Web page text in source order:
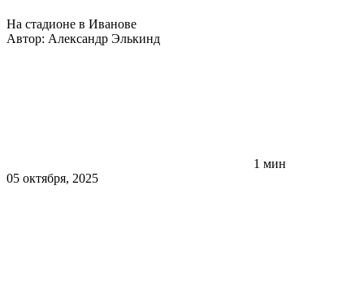
На стадионе в Иванове
Автор: Александр Элькинд
1 мин
05 октября, 2025